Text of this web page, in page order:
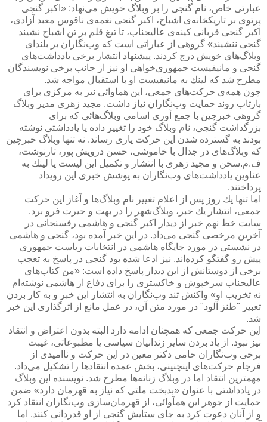
عبارتی خاص، نام گنجی را بر وبلاگ خویش می‌نهاد: «اكبر گنجی
پرتوی بر تاریكخانه‌ی اشباح، اكبر گنجی نغمه‌ی ناقوس معبد آزادی،
اكبر گنجی قربانی كینه‌ی عالیجناب، تا تیغ قلم بر تن اشباح نشیند
گنجی ننشیند» گروهی از عباراتی است كه وب‌نگاران بر بلندای
وبلاگ‌های خویش درج كردند. پیشنهاد انتشار برخی یادداشت‌های
گنجی و مانیفیست جمهوری‌خواهی او نیز از جانب برخی نویسندگان
مطرح شد كه لینك به مانیفیست او با استقبال مواجه شد.
چون همه‌ی حركت‌های جمعی، این هماوائی نیز به مركزی برای
بازتاب روند حمایت وب‌نگاران نیاز داشت. مجید زهری مدیر وبلاگ
گروهی خبرچین با جمع آوری اسامی وبلاگ‌هائی كه برای
بزرگداشت گنجی، نام وبلاگ خود را تغییر داده‌ یا یادداشتی نوشته
بودند به گسترده شدن این حركت یاری رساند. نه تنها وبلاگ خبرچین
كه وبلاگ‌های در جدال با خاموشی، حسن درویش پور، تارنوشت،
ف.م.سخن و مجید زهری با انتشار و تكمیل این لیست یا لینك به
عناوین یادداشت‌های وب‌نگاران به پوشش خبری این رویداد
پرداختند.
اما تنها یك روز پس از اعلام تغییر نام وبلاگ‌ها و آغاز این حركت
جمعی، انتشار یك خبر، وبلاگ‌شهر را در بهت و حیرت فرو برد.
سایت خط نهم خبر از دیدار اكبر گنجی و هاشمی رفسنجانی در
آخرین مرخصی گنجی می‌داد. در این خبر آمده بود، گنجی و هاشمی
در نشستی در مورد جایگاه هاشمی در انتخابات ریاست جمهوری
پیش رو گفتگو كرده‌اند. نیز ادعا شده بود گنجی در پاسخ به تعجب
برخی از دوستانش از این دیدار پاسخ داده است: «من كتاب‌های
عالیجناب سرخپوش و خاكستری را برای دفاع از هاشمی نوشته‌ام
نه تخریب او» واكنش تند وب‌نگاران به انتشار این خبر و به كار بردن
تعبیر "طنز آلود"‌ در مورد متن آن، در عمل مانع از اثرگذاری این خبر
شد.
این حركت جمعی كه همچنان ادامه دارد البته بدون اعتراض و انتقاد
نیز نبود. از یاد بردن سایر زندانیان سیاسی یا مطبوعاتی، غیبت
برخی وب‌نگاران حامی دكتر معین در این حركت و ناامیدی از
فرجام حركت‌های اینچنینی، بخش عمده انتقادها را تشكیل می‌داد.
مهمترین انتقاد اما در وبلاگ زنانه‌ها مطرح شد. نویسنده این وبلاگ
در یادداشتی با عنوان «بدبخت ملتی كه نیاز به قهرمان دارد» ضمن
حمایت از جوهر این همآوائی، از قهرمان‌سازی وب‌نگاران انتقاد كرد
و از آنان دعوت كرد به جای ستایش گنجی از او قدردانی كنند. اما